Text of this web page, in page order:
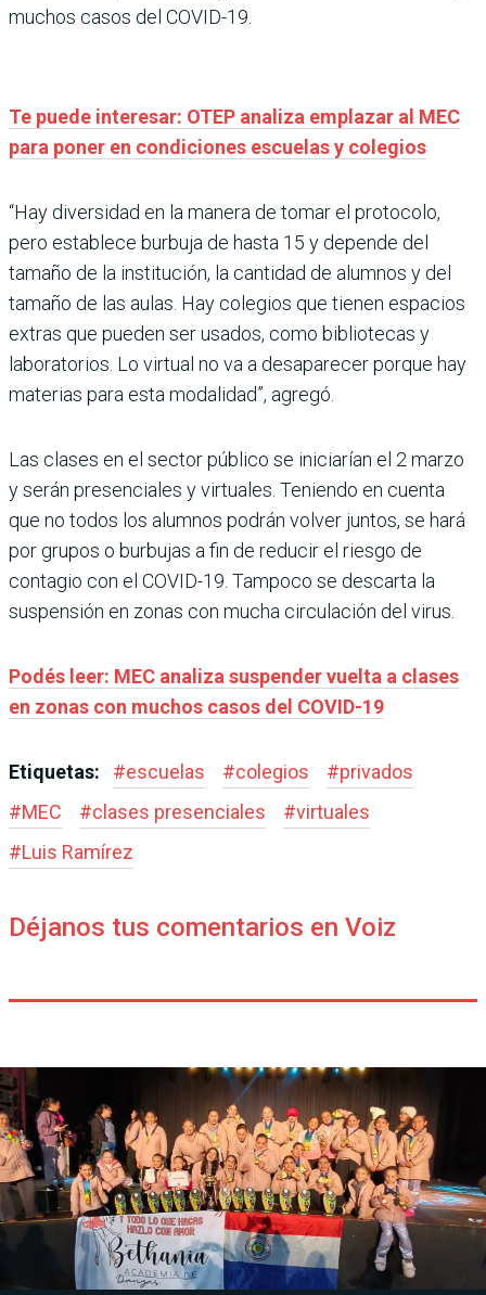
muchos casos del COVID-19.
Te puede interesar: OTEP analiza emplazar al MEC
para poner en condiciones escuelas y colegios
“Hay diversidad en la manera de tomar el protocolo,
pero establece burbuja de hasta 15 y depende del
tamaño de la institución, la cantidad de alumnos y del
tamaño de las aulas. Hay colegios que tienen espacios
extras que pueden ser usados, como bibliotecas y
laboratorios. Lo virtual no va a desaparecer porque hay
materias para esta modalidad”, agregó.
Las clases en el sector público se iniciarían el 2 marzo
y serán presenciales y virtuales. Teniendo en cuenta
que no todos los alumnos podrán volver juntos, se hará
por grupos o burbujas a fin de reducir el riesgo de
contagio con el COVID-19. Tampoco se descarta la
suspensión en zonas con mucha circulación del virus.
Podés leer: MEC analiza suspender vuelta a clases
en zonas con muchos casos del COVID-19
Etiquetas: #escuelas #colegios #privados
#MEC #clases presenciales #virtuales
#Luis Ramírez
Déjanos tus comentarios en Voiz